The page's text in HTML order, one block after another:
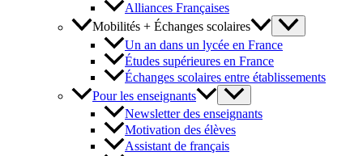
Alliances Françaises
Mobilités + Échanges scolaires
Un an dans un lycée en France
Études supérieures en France
Échanges scolaires entre établissements
Pour les enseignants
Newsletter des enseignants
Motivation des élèves
Assistant de français